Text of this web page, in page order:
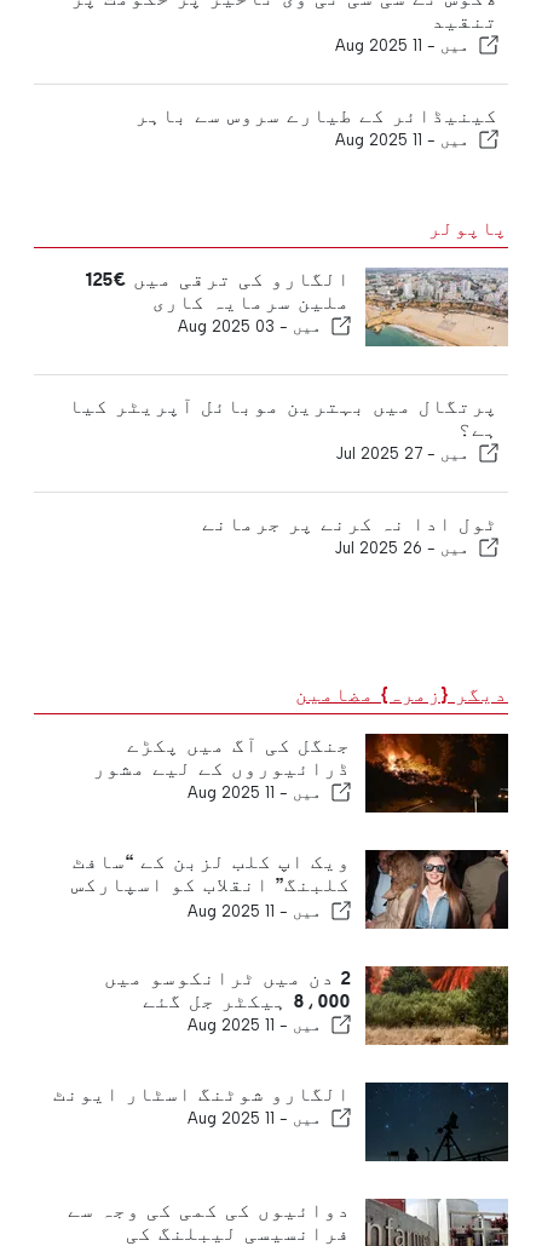
تنقید
میں - 11 Aug 2025
کینیڈائر کے طیارے سروس سے باہر
میں - 11 Aug 2025
پاپولر
الگارو کی ترقی میں €125
ملین سرمایہ کاری
میں - 03 Aug 2025
پرتگال میں بہترین موبائل آپریٹر کیا
ہے؟
میں - 27 Jul 2025
ٹول ادا نہ کرنے پر جرمانے
میں - 26 Jul 2025
دیگر {زمرہ} مضامین
جنگل کی آگ میں پکڑے
ڈرائیوروں کے لیے مشور
میں - 11 Aug 2025
ویک اپ کلب لزبن کے “سافٹ
کلبنگ” انقلاب کو اسپارکس
کرتا ہے
میں - 11 Aug 2025
2 دن میں ٹرانکوسو میں
8،000 ہیکٹر جل گئے
میں - 11 Aug 2025
الگارو شوٹنگ اسٹار ایونٹ
میں - 11 Aug 2025
دوائیوں کی کمی کی وجہ سے
فرانسیسی لیبلنگ کی